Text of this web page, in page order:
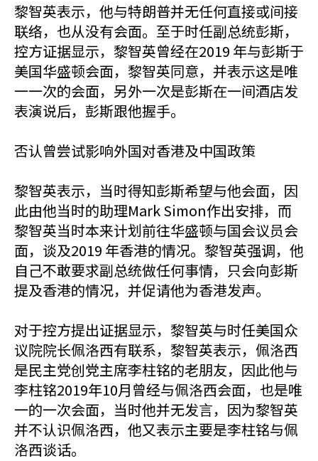
黎智英表示，他与特朗普并无任何直接或间接
联络，也从没有会面。至于时任副总统彭斯，
控方证据显示，黎智英曾经在2019 年与彭斯于
美国华盛顿会面，黎智英同意，并表示这是唯
一一次的会面，另外一次是彭斯在一间酒店发
表演说后，彭斯跟他握手。
否认曾尝试影响外国对香港及中国政策
黎智英表示，当时得知彭斯希望与他会面，因
此由他当时的助理Mark Simon作出安排，而
黎智英当时本来计划前往华盛顿与国会议员会
面，谈及2019 年香港的情况。黎智英强调，他
自己不敢要求副总统做任何事情，只会向彭斯
提及香港的情况，并促请他为香港发声。
对于控方提出证据显示，黎智英与时任美国众
议院院长佩洛西有联系，黎智英表示，佩洛西
是民主党创党主席李柱铭的老朋友，因此他与
李柱铭2019年10月曾经与佩洛西会面，也是唯
一的一次会面，当时他并无发言，因为黎智英
并不认识佩洛西，他又表示主要是李柱铭与佩
洛西谈话。